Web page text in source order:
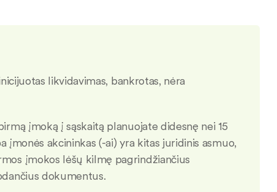
likvidavimas, bankrotas, nėra
įmoką į sąskaitą planuojate didesnę nei 15
akcininkas (-ai) yra kitas juridinis asmuo,
įmokos lėšų kilmę pagrindžiančius
dokumentus.